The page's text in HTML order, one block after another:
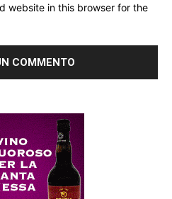
website in this browser for the